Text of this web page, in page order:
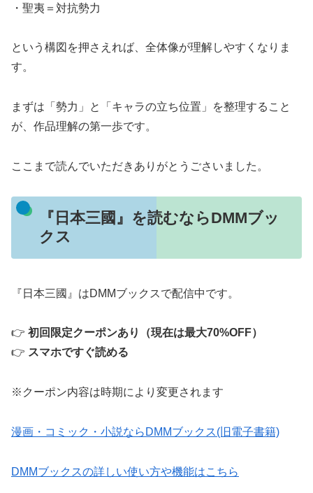
・聖夷＝対抗勢力
という構図を押さえれば、全体像が理解しやすくなりま
す。
まずは「勢力」と「キャラの立ち位置」を整理すること
が、作品理解の第一歩です。
ここまで読んでいただきありがとうごさいました。
『日本三國』を読むならDMMブッ
クス
『日本三國』はDMMブックスで配信中です。
👉 初回限定クーポンあり（現在は最大70%OFF）
👉 スマホですぐ読める
※クーポン内容は時期により変更されます
漫画・コミック・小説ならDMMブックス(旧電子書籍)
DMMブックスの詳しい使い方や機能はこちら